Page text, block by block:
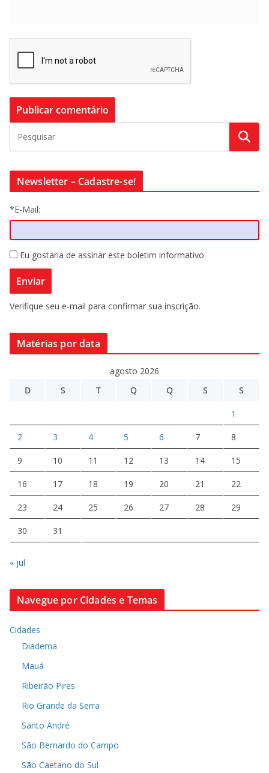
Newsletter – Cadastre-se!
*E-Mail:
Eu gostaria de assinar este boletim informativo
Verifique seu e-mail para confirmar sua inscrição.
Matérias por data
agosto 2026
D
S T Q Q S S
1
2 3 4 5 6 7 8
9 10 11 12 13 14 15
16 17 18 19 20 21 22
23 24 25 26 27 28 29
30 31
« jul
Navegue por Cidades e Temas
Cidades
Diadema
Mauá
Ribeirão Pires
Rio Grande da Serra
Santo André
São Bernardo do Campo
São Caetano do Sul